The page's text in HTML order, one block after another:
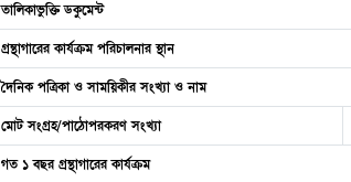
তালিকাভুক্তি ডকুমেন্ট
গ্রন্থাগারের কার্যক্রম পরিচালনার স্থান
দৈনিক পত্রিকা ও সাময়িকীর সংখ্যা ও নাম
মোট সংগ্রহ/পাঠোপরকরণ সংখ্যা
গত ১ বছর গ্রন্থাগারের কার্যক্রম